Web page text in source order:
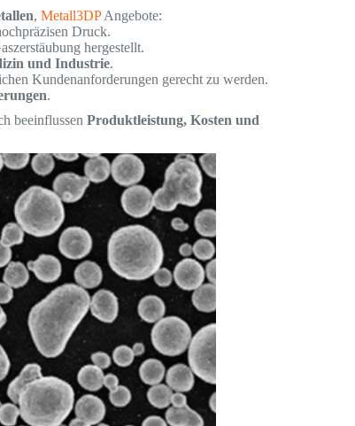
,Metall3DPAngebote:
Druck.
hergestellt.
und Industrie.
Kundenanforderungen gerecht zu werden.
.
beeinflussenProduktleistung, Kosten und